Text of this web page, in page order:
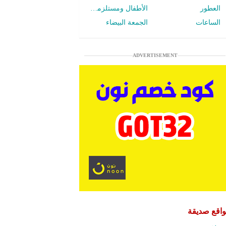
العطور
الأطفال ومستلزمات الرضع
الساعات
الجمعة البيضاء
ADVERTISEMENT
صديقة